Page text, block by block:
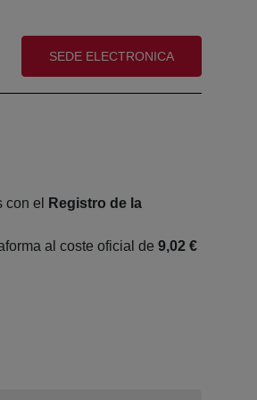
(abre en nueva ventana)
SEDE ELECTRONICA
el
Registro de la
al coste oficial de 9,02 €